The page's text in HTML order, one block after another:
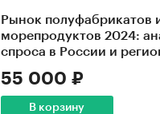
Рынок полуфабрикатов
морепродуктов 2024:
спроса в России и
55 000 ₽
В корзину